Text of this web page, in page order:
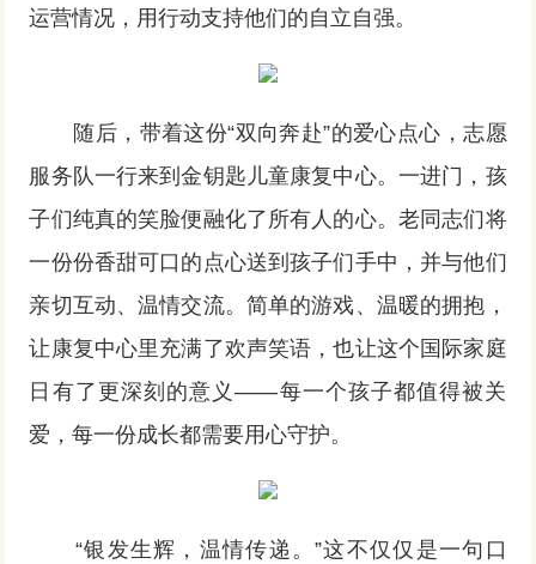
运营情况，用行动支持他们的自立自强。
随后，带着这份“双向奔赴”的爱心点心，志愿
服务队一行来到金钥匙儿童康复中心。一进门，孩
子们纯真的笑脸便融化了所有人的心。老同志们将
一份份香甜可口的点心送到孩子们手中，并与他们
亲切互动、温情交流。简单的游戏、温暖的拥抱，
让康复中心里充满了欢声笑语，也让这个国际家庭
日有了更深刻的意义——每一个孩子都值得被关
爱，每一份成长都需要用心守护。
“银发生辉，温情传递。”这不仅仅是一句口